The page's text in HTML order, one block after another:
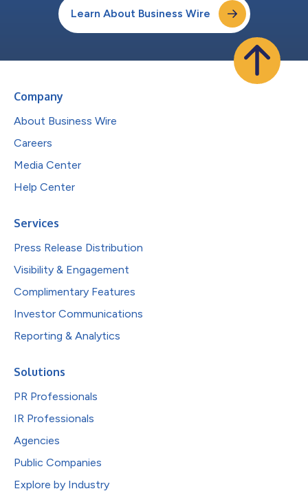
Learn About Business Wire
Company
About Business Wire
Careers
Media Center
Help Center
Services
Press Release Distribution
Visibility & Engagement
Complimentary Features
Investor Communications
Reporting & Analytics
Solutions
PR Professionals
IR Professionals
Agencies
Public Companies
Explore by Industry